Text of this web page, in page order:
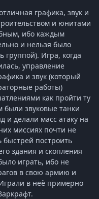
графика, звук и
и юнитами
ибо каждым
и нельзя было
группой). Игра, когда
управление
и звук (который
работы)
как пройти ту
звуковые танки
и делали масс атаку на
миссиях почти не
быстрей построить
здания и скопления
играть, ибо не
в свою армию и
в неё примерно